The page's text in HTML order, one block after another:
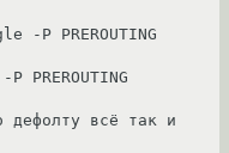
P PREROUTING
дефолту всё так и